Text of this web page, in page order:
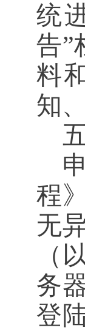
统
告”
料
知
程
无
（
务
登